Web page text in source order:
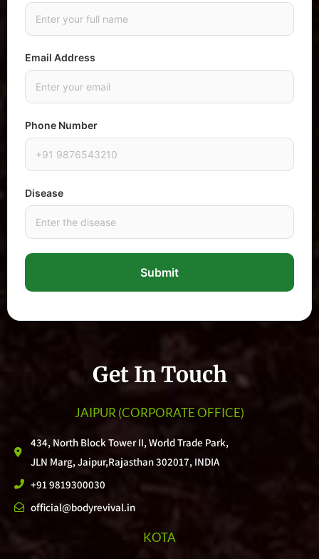
Email Address
Phone Number
Disease
Submit
Get In Touch
JAIPUR (CORPORATE OFFICE)
434, North Block Tower II, World Trade Park,
JLN Marg, Jaipur,Rajasthan 302017, INDIA
+91 9819300030
official@bodyrevival.in
KOTA